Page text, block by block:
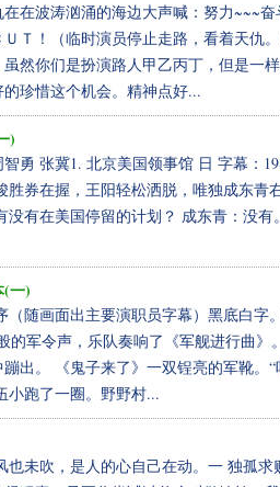
在在波涛汹涌的海边大声喊：努力~~~
Ｔ！（临时演员停止走路，看着天仇
然你们是扮演路人甲乙丙丁，但是一
珍惜这个机会。精神点好...
)
智勇 张冀1. 北京美国领事馆 日 字幕：
胜券在握，王阳轻松洒脱，唯独成东
没有在美国停留的计划？ 成东青：没
一)
（随画面出主要演职员字幕）黑底白
的军令声，乐队奏响了《军舰进行曲
出。 《鬼子来了》一双锃亮的军靴
小跑了一圈。野野村...
也未吹，是人的心自己在动。一 独孤